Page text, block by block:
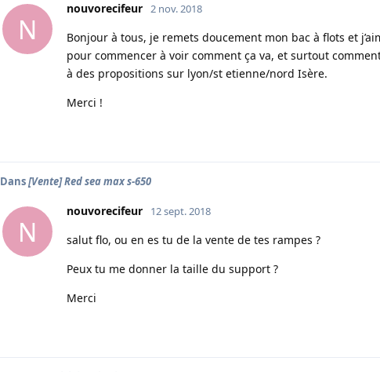
N
nouvorecifeur 2 nov. 2018
Bonjour à tous, je remets doucement mon bac à flots et
pour commencer à voir comment ça va, et surtout
à des propositions sur lyon/st etienne/nord Isère.
Merci !
Dans[Vente] Red sea max s-650
N
nouvorecifeur 12 sept. 2018
salut flo, ou en es tu de la vente de tes rampes ?
Peux tu me donner la taille du support ?
Merci